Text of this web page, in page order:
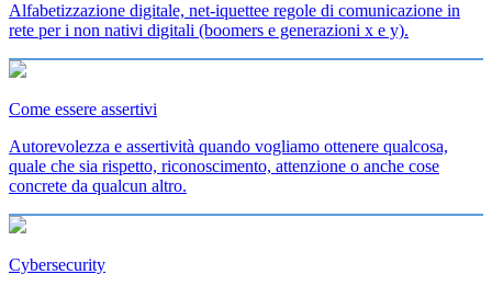
Alfabetizzazione digitale, net-iquettee regole di comunicazione in
rete per i non nativi digitali (boomers e generazioni x e y).
Come essere assertivi
Autorevolezza e assertività quando vogliamo ottenere qualcosa,
quale che sia rispetto, riconoscimento, attenzione o anche cose
concrete da qualcun altro.
Cybersecurity